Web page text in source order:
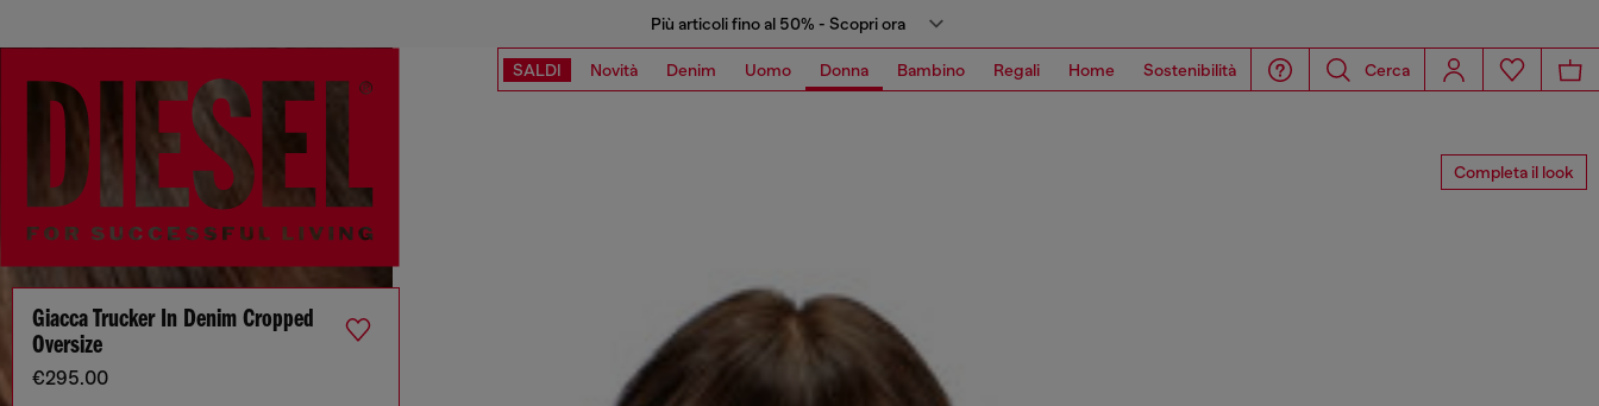
Più articoli fino al 50% - Scopri ora
SALDI Novità Denim Uomo Donna Bambino Regali Home Sostenibilità Cerca
Completa il look
Giacca Trucker In Denim Cropped
Oversize
€295.00